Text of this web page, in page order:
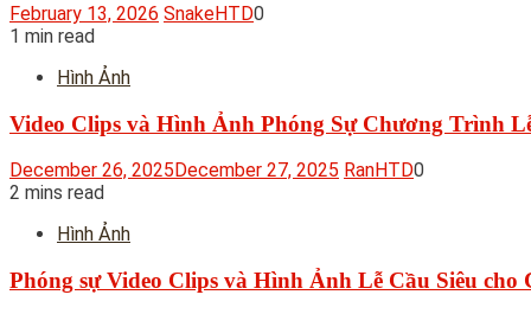
February 13, 2026 SnakeHTD0
1 min read
Hình Ảnh
Video Clips và Hình Ảnh Phóng Sự Chương Trình
December 26, 2025 December 27, 2025 RanHTD0
2 mins read
Hình Ảnh
Phóng sự Video Clips và Hình Ảnh Lễ Cầu Siêu